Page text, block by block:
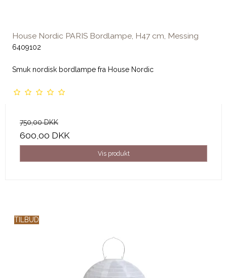
House Nordic PARIS Bordlampe, H47 cm, Messing
6409102
Smuk nordisk bordlampe fra House Nordic
750,00 DKK
600,00 DKK
Vis produkt
TILBUD